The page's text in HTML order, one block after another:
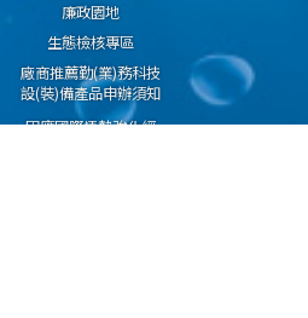
廉政園地
生態檢核專區
廠商推薦勤(業)務科技
設(裝)備產品申辦須知
因應國際情勢強化經